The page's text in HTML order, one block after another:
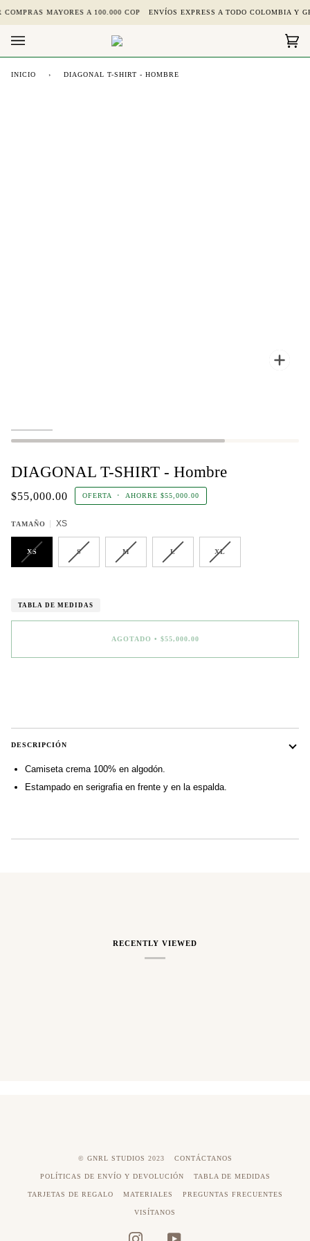
MAYORES A 100.000 COP ENVÍOS EXPRESS A TODO COLOMBIA Y
(0)
INICIO › DIAGONAL T-SHIRT - HOMBRE
DIAGONAL T-SHIRT - Hombre
$55,000.00 OFERTA • AHORRE $55,000.00
TAMAÑO XS
XS S M L XL
TABLA DE MEDIDAS
AGOTADO • $55,000.00
DESCRIPCIÓN
Camiseta crema 100% en algodón.
Estampado en serigrafia en frente y en la espalda.
RECENTLY VIEWED
© GNRL STUDIOS 2023 CONTÁCTANOS
POLÍTICAS DE ENVÍO Y DEVOLUCIÓN TABLA DE MEDIDAS
TARJETAS DE REGALO MATERIALES PREGUNTAS FRECUENTES
VISÍTANOS